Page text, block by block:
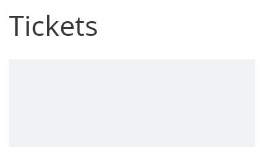
Tickets